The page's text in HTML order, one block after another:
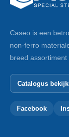
Caseo is een
non-ferro
breed
Catalogus
Facebook